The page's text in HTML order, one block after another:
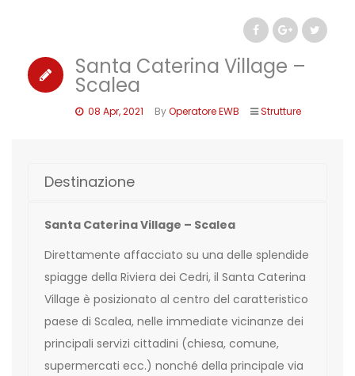
Santa Caterina Village –
Scalea
08 Apr, 2021 ByOperatore EWB Strutture
Destinazione
Santa Caterina Village – Scalea
Direttamente affacciato su una delle splendide
spiagge della Riviera dei Cedri, il Santa Caterina
Village è posizionato al centro del caratteristico
paese di Scalea, nelle immediate vicinanze dei
principali servizi cittadini (chiesa, comune,
supermercati ecc.) nonché della principale via